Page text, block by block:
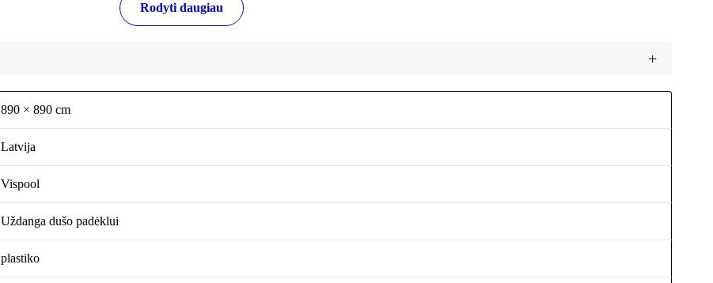
Rodyti daugiau
890 × 890 cm
Latvija
Vispool
Uždanga dušo padėklui
plastiko